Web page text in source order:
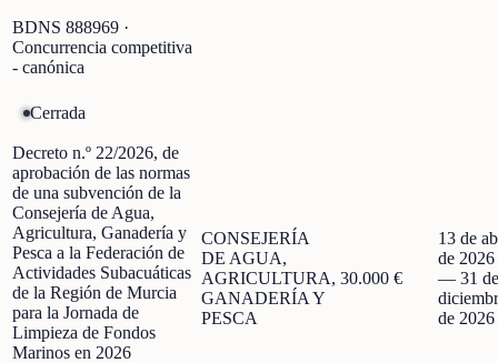
BDNS 888969 ·
Concurrencia competitiva
- canónica
Cerrada
Decreto n.º 22/2026, de
aprobación de las normas
de una subvención de la
Consejería de Agua,
Agricultura, Ganadería y
Pesca a la Federación de
Actividades Subacuáticas
de la Región de Murcia
para la Jornada de
Limpieza de Fondos
Marinos en 2026
CONSEJERÍA
DE AGUA,
AGRICULTURA,
GANADERÍA Y
PESCA
30.000 €
13 de
de 2026
— 31 de
de 2026